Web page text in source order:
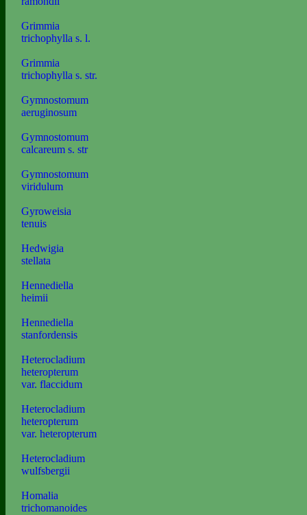
Grimmia
trichophylla s. l.
Grimmia
trichophylla s. str.
Gymnostomum
aeruginosum
Gymnostomum
calcareum s. str
Gymnostomum
viridulum
Gyroweisia
tenuis
Hedwigia
stellata
Hennediella
heimii
Hennediella
stanfordensis
Heterocladium
heteropterum
var. flaccidum
Heterocladium
heteropterum
var. heteropterum
Heterocladium
wulfsbergii
Homalia
trichomanoides